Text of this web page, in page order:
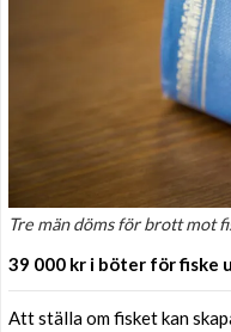
Tre män döms för brott mot
39 000 kr i böter för fiske
Att ställa om fisket kan